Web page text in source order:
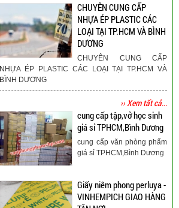
CHUYÊN CUNG CẤP
NHỰA ÉP PLASTIC CÁC
LOẠI TẠI TP.HCM VÀ BÌNH
DƯƠNG
CHUYÊN CUNG CẤP
NHỰA ÉP PLASTIC CÁC LOẠI TẠI TP.HCM VÀ
BÌNH DƯƠNG
›› Xem tất cả...
cung cấp tập,vở học sinh
giá sỉ TPHCM,Bình Dương
cung cấp văn phòng phẩm
giá sỉ TPHCM,Bình Dương
Giấy niêm phong perluya -
VINHEMPICH GIAO HÀNG